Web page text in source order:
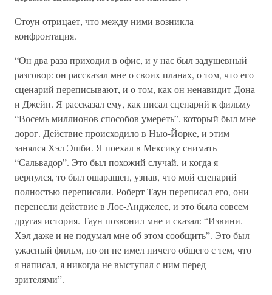
Стоун отрицает, что между ними возникла
конфронтация.
“Он два раза приходил в офис, и у нас был задушевный
разговор: он рассказал мне о своих планах, о том, что его
сценарий переписывают, и о том, как он ненавидит Дона
и Джейн. Я рассказал ему, как писал сценарий к фильму
“Восемь миллионов способов умереть”, который был мне
дорог. Действие происходило в Нью-Йорке, и этим
занялся Хэл Эшби. Я поехал в Мексику снимать
“Сальвадор”. Это был похожий случай, и когда я
вернулся, то был ошарашен, узнав, что мой сценарий
полностью переписали. Роберт Таун переписал его, они
перенесли действие в Лос-Анджелес, и это была совсем
другая история. Таун позвонил мне и сказал: “Извини.
Хэл даже и не подумал мне об этом сообщить”. Это был
ужасный фильм, но он не имел ничего общего с тем, что
я написал, я никогда не выступал с ним перед
зрителями”.